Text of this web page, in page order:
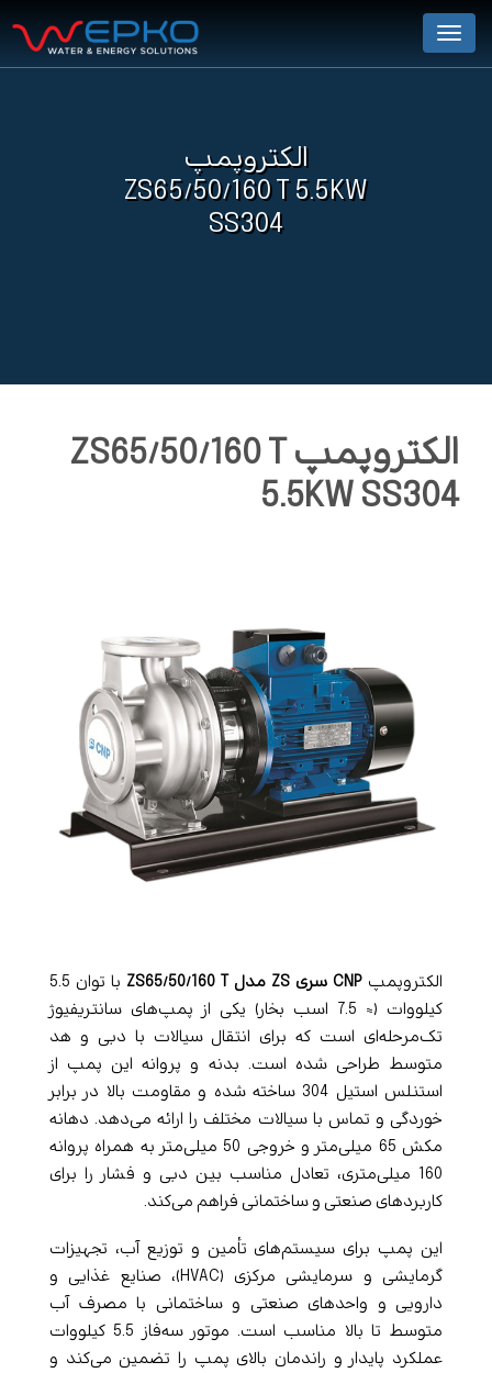
Menu
الکتروپمپ
ZS65/50/160 T 5.5KW
SS304
الکتروپمپ ZS65/50/160 T
5.5KW SS304
الکتروپمپ CNP سری ZS مدل ZS65/50/160 T
با توان 5.5
کیلووات (≈ 7.5 اسب بخار) یکی از پمپ‌های سانتریفیوژ
تک‌مرحله‌ای است که برای انتقال سیالات با دبی و هد
متوسط طراحی شده است. بدنه و پروانه این پمپ از
استنلس استیل 304 ساخته شده و مقاومت بالا در برابر
خوردگی و تماس با سیالات مختلف را ارائه می‌دهد. دهانه
مکش 65 میلی‌متر و خروجی 50 میلی‌متر به همراه پروانه
160 میلی‌متری، تعادل مناسب بین دبی و فشار را برای
کاربردهای صنعتی و ساختمانی فراهم می‌کند.
این پمپ برای سیستم‌های تأمین و توزیع آب، تجهیزات
گرمایشی و سرمایشی مرکزی (HVAC)، صنایع غذایی و
دارویی و واحدهای صنعتی و ساختمانی با مصرف آب
متوسط تا بالا مناسب است. موتور سه‌فاز 5.5 کیلووات
عملکرد پایدار و راندمان بالای پمپ را تضمین می‌کند و